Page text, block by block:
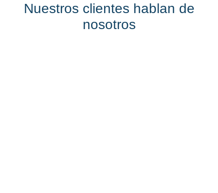
Nuestros clientes hablan de
nosotros